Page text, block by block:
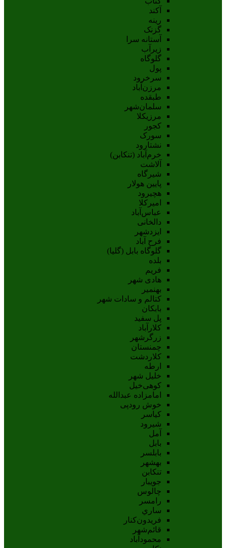
آکند
رینه
گزنک
آستانه سرا
زیرآب
گلوگاه
پول
سرخرود
مرزن‌آباد
طبقده
سلمان‌شهر
مرزیکلا
کجور
سورک
نشتارود
خرم‌آباد (تنکابن)
آلاشت
شیرگاه
پایین هولار
هچیرود
امیرکلا
عباس‌آباد
دالخانی
ایزدشهر
فرح آباد
گلوگاه بابل (گلیا)
بلده
فریم
هادی شهر
بهنمیر
کتالم و سادات شهر
بابکان
پل سفید
کلارآباد
زرگرشهر
چمنستان
کلاردشت
ارطه
خلیل شهر
کوهی‌خیل
امامزاده عبدالله
خوش رودپی
کیاسر
شیرود
آمل
بابل
بابلسر
بهشهر
تنکابن
جويبار
چالوس
رامسر
ساري
فريدون‌کنار
قائم‌شهر
محمودآباد